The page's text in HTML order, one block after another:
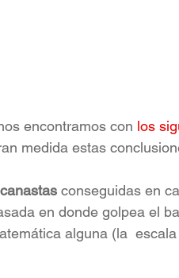
encontramos con los
medida estas
conseguidas en
en donde golpea el
alguna (la